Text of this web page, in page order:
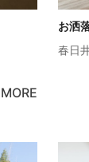
MORE
お洒
春日